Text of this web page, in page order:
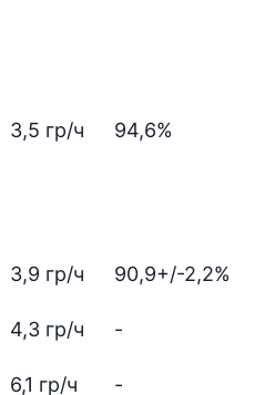
3,5 гр/ч 94,6%
3,9 гр/ч
90,9+/-2,2%
4,3 гр/ч -
6,1 гр/ч
-